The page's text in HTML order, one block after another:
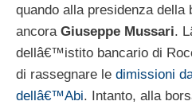
quando alla presidenza
ancora Giuseppe Mussari.
dellâ€™istito bancario di
di rassegnare le dimissioni
dellâ€™Abi. Intanto, alla